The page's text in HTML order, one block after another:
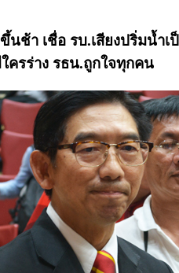
นช้า เชื่อ รบ.เสียงปริ่มน้ำ
ครร่าง รธน.ถูกใจทุกคน